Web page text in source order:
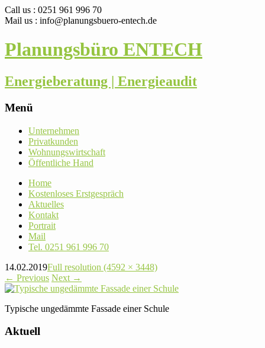
Call us : 0251 961 996 70
Mail us : info@planungsbuero-entech.de
Planungsbüro ENTECH
Energieberatung | Energieaudit
Menü
Skip
content
Unter­nehmen
Pri­vat­kunden
Woh­nungs­wirt­schaft
Öffent­liche Hand
Home
Kos­ten­loses Erstgespräch
Aktu­elles
Kontakt
Por­trait
Mail
Tel. 0251 961 996 70
14.02.2019Full resolution (4592 × 3448)
← Previous Next →
Typi­sche unge­dämmte Fassade einer Schule
Aktuell